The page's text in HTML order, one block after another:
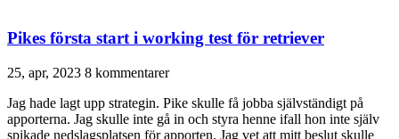
Pikes första start i working test för retriever
25, apr, 2023 8 kommentarer
Jag hade lagt upp strategin. Pike skulle få jobba självständigt på
apporterna. Jag skulle inte gå in och styra henne ifall hon inte själv
spikade nedslagsplatsen för apporten. Jag vet att mitt beslut skulle